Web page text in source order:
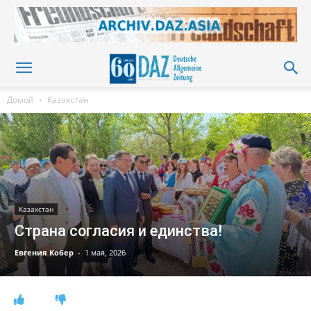
Домой Казахстан
Казахстан
Страна согласия и единства!
Евгения Кобер - 1 мая, 2026